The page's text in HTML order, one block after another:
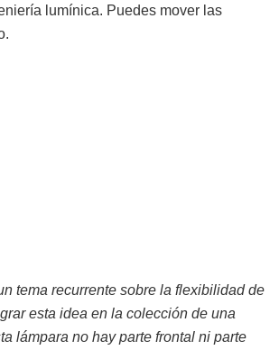
lumínica. Puedes mover las
tema recurrente sobre la flexibilidad de
esta idea en la colección de una
lámpara no hay parte frontal ni parte